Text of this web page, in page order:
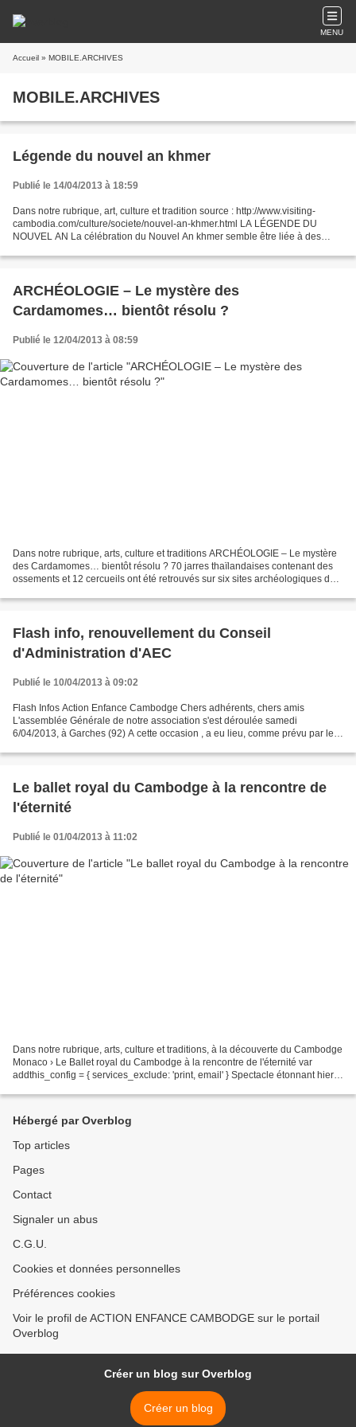
MENU
Accueil » MOBILE.ARCHIVES
MOBILE.ARCHIVES
Légende du nouvel an khmer
Publié le 14/04/2013 à 18:59
Dans notre rubrique, art, culture et tradition source : http://www.visiting-
cambodia.com/culture/societe/nouvel-an-khmer.html LA LÉGENDE DU
NOUVEL AN La célébration du Nouvel An khmer semble être liée à des
ARCHÉOLOGIE – Le mystère des
Cardamomes… bientôt résolu ?
Publié le 12/04/2013 à 08:59
Dans notre rubrique, arts, culture et traditions ARCHÉOLOGIE – Le mystère
des Cardamomes… bientôt résolu ? 70 jarres thaïlandaises contenant des
ossements et 12 cercueils ont été retrouvés sur six sites archéologiques du
Flash info, renouvellement du Conseil
d'Administration d'AEC
Publié le 10/04/2013 à 09:02
Flash Infos Action Enfance Cambodge Chers adhérents, chers amis
L'assemblée Générale de notre association s'est déroulée samedi
6/04/2013, à Garches (92) A cette occasion , a eu lieu, comme prévu par les
Le ballet royal du Cambodge à la rencontre de
l'éternité
Publié le 01/04/2013 à 11:02
Dans notre rubrique, arts, culture et traditions, à la découverte du Cambodge
Monaco › Le Ballet royal du Cambodge à la rencontre de l'éternité var
addthis_config = { services_exclude: 'print, email' } Spectacle étonnant hier
Hébergé par Overblog
Top articles
Pages
Contact
Signaler un abus
C.G.U.
Cookies et données personnelles
Préférences cookies
Voir le profil de ACTION ENFANCE CAMBODGE sur le portail
Overblog
Créer un blog sur Overblog
Créer un blog